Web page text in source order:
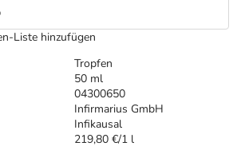
Tropfen
50 ml
04300650
Infirmarius GmbH
Infikausal
219,80 €/1 l
Liste hinzufügen